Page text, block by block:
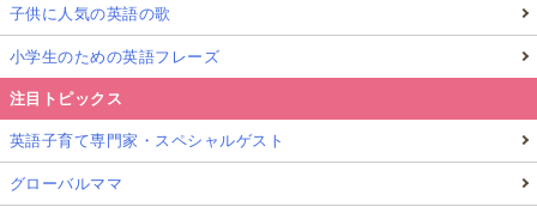
子供に人気の英語の歌
小学生のための英語フレーズ
注目トピックス
英語子育て専門家・スペシャルゲスト
グローバルママ